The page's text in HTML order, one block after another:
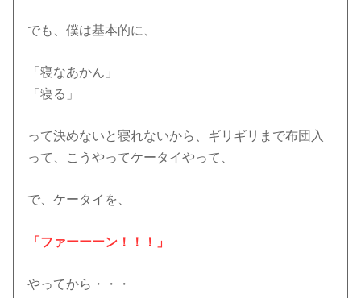
でも、僕は基本的に、
「寝なあかん」
「寝る」
って決めないと寝れないから、ギリギリまで布団入
って、こうやってケータイやって、
で、ケータイを、
「ファーーーン！！！」
やってから・・・